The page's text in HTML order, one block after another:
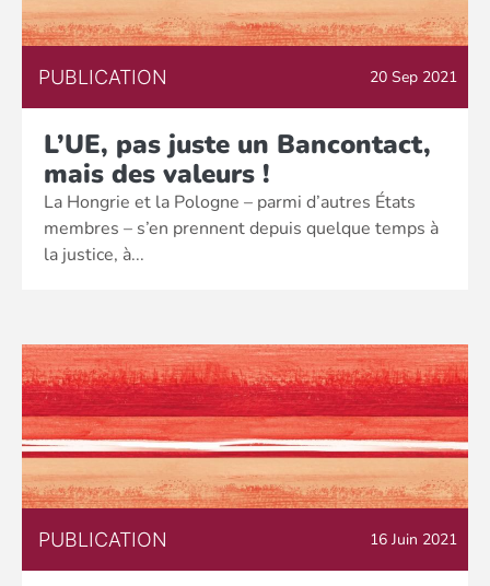
PUBLICATION 20 Sep 2021
L’UE, pas juste un Bancontact,
mais des valeurs !
La Hongrie et la Pologne – parmi d’autres États
membres – s’en prennent depuis quelque temps à
la justice, à...
PUBLICATION 16 Juin 2021